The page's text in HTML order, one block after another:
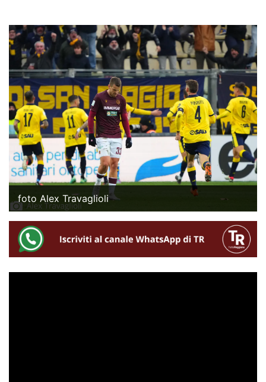
foto Alex Travaglioli